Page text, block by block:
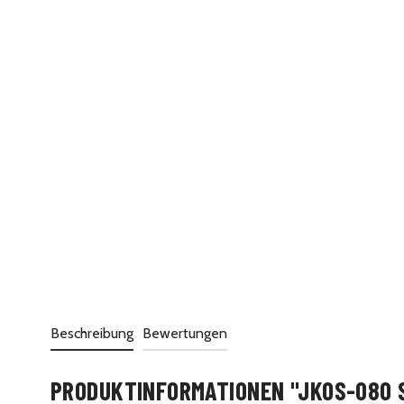
Beschreibung Bewertungen
PRODUKTINFORMATIONEN "JKOS-080